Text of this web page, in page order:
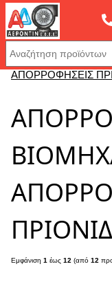
Αρχική σελίδας»
ΑΠΟΡΡΟΦΗΣΕΙΣ
Εμφάνιση 1 έως 12 (από 12